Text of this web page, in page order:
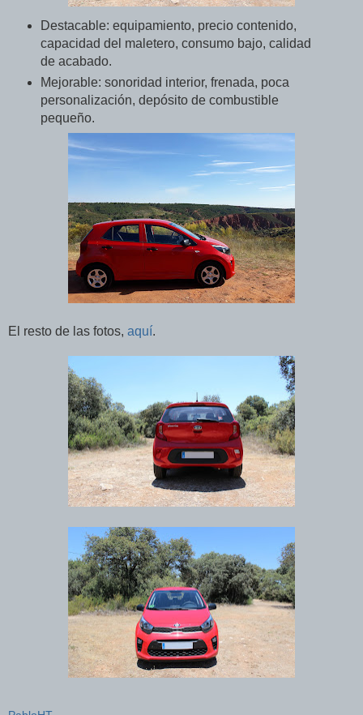
Destacable: equipamiento, precio contenido,
capacidad del maletero, consumo bajo, calidad
de acabado.
Mejorable: sonoridad interior, frenada, poca
personalización, depósito de combustible
pequeño.
El resto de las fotos, aquí.